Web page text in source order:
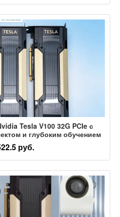
Tesla V100 32G PCIe с
и глубоким обучением
руб.